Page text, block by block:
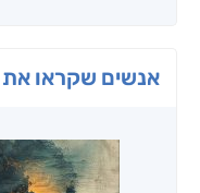
אנשים שקראו